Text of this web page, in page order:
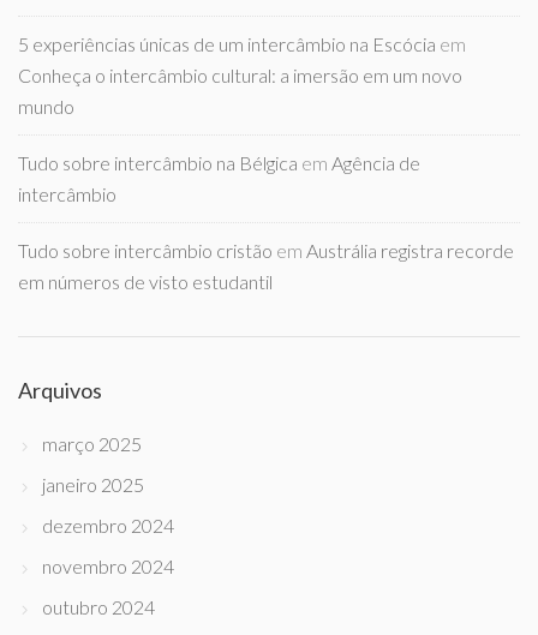
5 experiências únicas de um intercâmbio na Escócia em
Conheça o intercâmbio cultural: a imersão em um novo
mundo
Tudo sobre intercâmbio na Bélgica em Agência de
intercâmbio
Tudo sobre intercâmbio cristão em Austrália registra recorde
em números de visto estudantil
Arquivos
março 2025
janeiro 2025
dezembro 2024
novembro 2024
outubro 2024